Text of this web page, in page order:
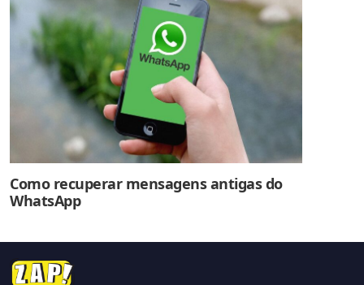
Como recuperar mensagens antigas do
WhatsApp